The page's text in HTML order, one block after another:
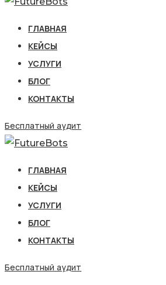
ГЛАВНАЯ
КЕЙСЫ
УСЛУГИ
БЛОГ
КОНТАКТЫ
Бесплатный аудит
ГЛАВНАЯ
КЕЙСЫ
УСЛУГИ
БЛОГ
КОНТАКТЫ
Бесплатный аудит